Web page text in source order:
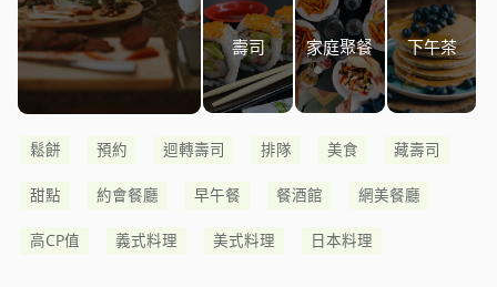
壽司 家庭聚餐 下午茶
鬆餅 預約 迴轉壽司 排隊 美食 藏壽司
甜點 約會餐廳 早午餐 餐酒館 網美餐廳
高CP值 義式料理 美式料理 日本料理